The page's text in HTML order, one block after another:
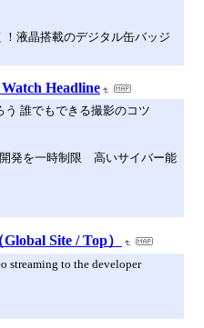
液晶搭載のデジタル缶バッジ
Headline
う 誰でもできる撮影のコツ
発を一時制限 高いサイバー能
Site / Top）
streaming to the developer